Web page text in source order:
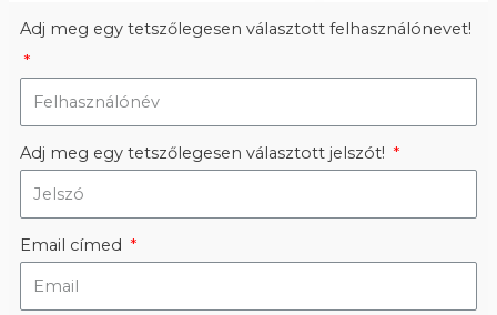
Adj meg egy tetszőlegesen választott felhasználónevet!
Adj meg egy tetszőlegesen választott jelszót!
Email címed